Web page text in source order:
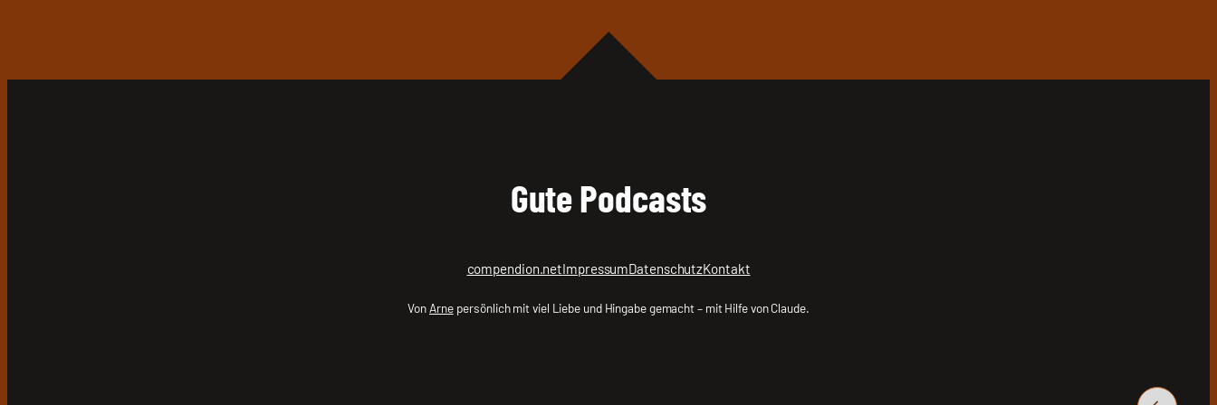
Gute Podcasts
compendion.netImpressumDatenschutzKontakt
VonArnepersönlich mit viel Liebe und Hingabe gemacht – mit Hilfe von Claude.